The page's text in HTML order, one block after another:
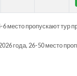
место пропускают тур
года, 26-50 место